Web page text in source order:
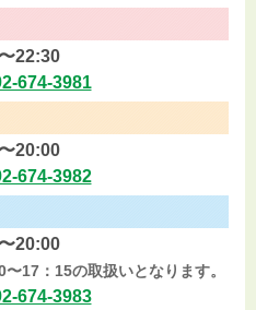
22:30
674-3981
20:00
674-3982
20:00
17：15の取扱いとなります。
674-3983